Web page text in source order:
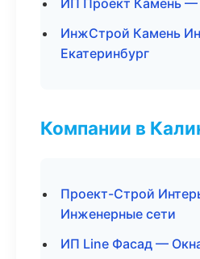
ИП Проект Камень
ИнжСтрой Камень
Екатеринбург
Компании в
Проект-Строй
Инженерные сети
ИП Line Фасад —